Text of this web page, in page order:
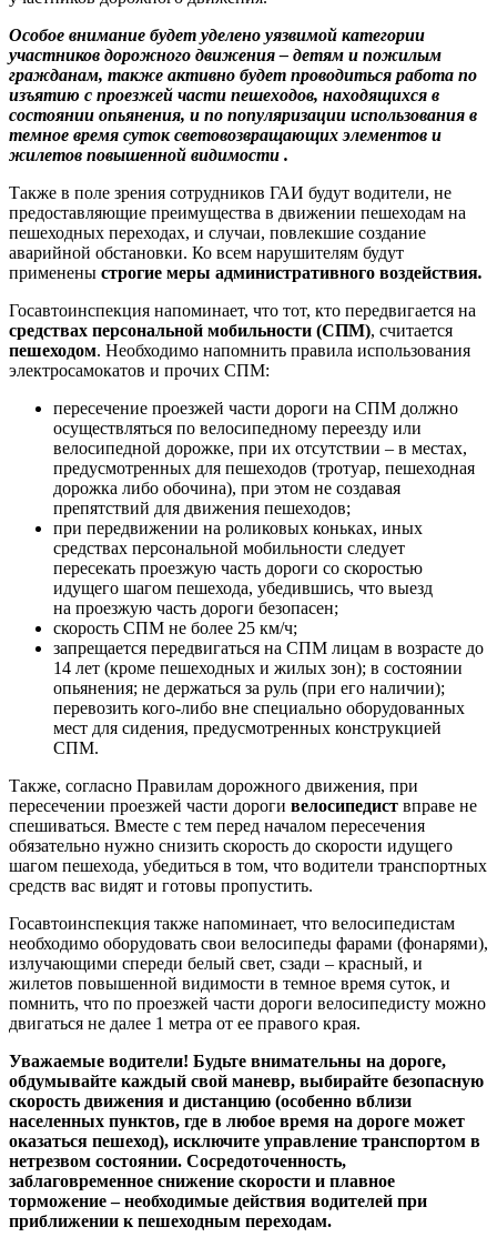
Особое внимание будет уделено уязвимой категории
участников дорожного движения – детям и пожилым
гражданам, также активно будет проводиться работа по
изъятию с проезжей части пешеходов, находящихся в
состоянии опьянения, и по популяризации использования в
темное время сутоксветовозвращающих элементов и
жилетов повышенной видимости .
Также в поле зрения сотрудников ГАИ будут водители, не
предоставляющие преимущества в движении пешеходам на
пешеходных переходах, и случаи, повлекшие создание
аварийной обстановки. Ко всем нарушителям будут
применены строгие меры административного воздействия.
Госавтоинспекция напоминает, что тот, кто передвигается на
средствах персональной мобильности (СПМ), считается
пешеходом. Необходимо напомнить правила использования
электросамокатов и прочих СПМ:
пересечение проезжей части дороги на СПМ должно
осуществляться по велосипедному переезду или
велосипедной дорожке, при их отсутствии – в местах,
предусмотренных для пешеходов (тротуар, пешеходная
дорожка либо обочина), при этом не создавая
препятствий для движения пешеходов;
при передвижении на роликовых коньках, иных
средствах персональной мобильности следует
пересекать проезжую часть дороги со скоростью
идущего шагом пешехода, убедившись, что выезд
на проезжую часть дороги безопасен;
скорость СПМ не более 25 км/ч;
запрещается передвигаться на СПМ лицам в возрасте до
14 лет (кроме пешеходных и жилых зон); в состоянии
опьянения; не держаться за руль (при его наличии);
перевозить кого-либо вне специально оборудованных
мест для сидения, предусмотренных конструкцией
СПМ.
Также, согласно Правилам дорожного движения, при
пересечении проезжей части дороги велосипедист вправе не
спешиваться. Вместе с тем перед началом пересечения
обязательно нужно снизить скорость до скорости идущего
шагом пешехода, убедиться в том, что водители транспортных
средств вас видят и готовы пропустить.
Госавтоинспекция также напоминает, что велосипедистам
необходимо оборудовать свои велосипеды фарами (фонарями),
излучающими спереди белый свет, сзади – красный, и
жилетов повышенной видимости в темное время суток, и
помнить, что по проезжей части дороги велосипедисту можно
двигаться не далее 1 метра от ее правого края.
Уважаемые водители! Будьте внимательны на дороге,
обдумывайте каждый свой маневр, выбирайте безопасную
скорость движения и дистанцию (особенно вблизи
населенных пунктов, где в любое время на дороге может
оказаться пешеход), исключите управление транспортом в
нетрезвом состоянии. Сосредоточенность,
заблаговременное снижение скорости и плавное
торможение – необходимые действия водителей при
приближении к пешеходным переходам.